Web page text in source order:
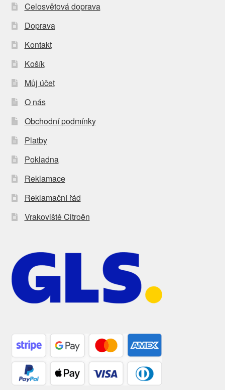
Celosvětová doprava
Doprava
Kontakt
Košík
Můj účet
O nás
Obchodní podmínky
Platby
Pokladna
Reklamace
Reklamační řád
Vrakoviště Citroën